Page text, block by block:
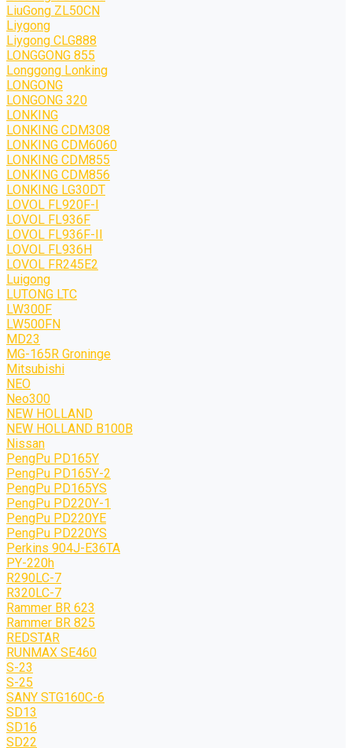
LiuGong ZL50CN
Liygong
Liygong CLG888
LONGGONG 855
Longgong Lonking
LONGONG
LONGONG 320
LONKING
LONKING CDM308
LONKING CDM6060
LONKING CDM855
LONKING CDM856
LONKING LG30DT
LOVOL FL920F-I
LOVOL FL936F
LOVOL FL936F-II
LOVOL FL936H
LOVOL FR245E2
Luigong
LUTONG LTC
LW300F
LW500FN
MD23
MG-165R Groninge
Mitsubishi
NEO
Neo300
NEW HOLLAND
NEW HOLLAND B100B
Nissan
PengPu PD165Y
PengPu PD165Y-2
PengPu PD165YS
PengPu PD220Y-1
PengPu PD220YE
PengPu PD220YS
Perkins 904J-E36TA
PY-220h
R290LC-7
R320LC-7
Rammer BR 623
Rammer BR 825
REDSTAR
RUNMAX SE460
S-23
S-25
SANY STG160C-6
SD13
SD16
SD22